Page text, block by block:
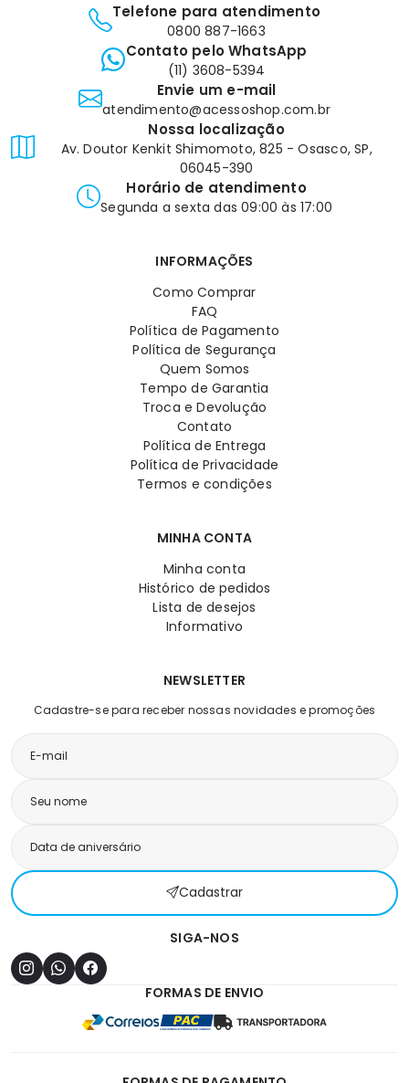
Telefone para atendimento
0800 887-1663
Contato pelo WhatsApp
(11) 3608-5394
Envie um e-mail
atendimento@acessoshop.com.br
Nossa localização
Av. Doutor Kenkit Shimomoto, 825 - Osasco, SP,
06045-390
Horário de atendimento
Segunda a sexta das 09:00 às 17:00
INFORMAÇÕES
Como Comprar
FAQ
Política de Pagamento
Política de Segurança
Quem Somos
Tempo de Garantia
Troca e Devolução
Contato
Política de Entrega
Política de Privacidade
Termos e condições
MINHA CONTA
Minha conta
Histórico de pedidos
Lista de desejos
Informativo
NEWSLETTER
Cadastre-se para receber nossas novidades e promoções
Cadastrar
SIGA-NOS
FORMAS DE ENVIO